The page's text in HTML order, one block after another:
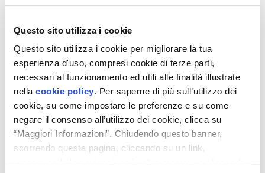
Questo sito utilizza i cookie
Questo sito utilizza i cookie per migliorare la tua
esperienza d'uso, compresi cookie di terze parti,
necessari al funzionamento ed utili alle finalità illustrate
nella cookie policy. Per saperne di più sull’utilizzo dei
cookie, su come impostare le preferenze e su come
negare il consenso all’utilizzo dei cookie, clicca su
“Maggiori Informazioni”. Chiudendo questo banner,
scorrendo questa pagina, cliccando su un link,
Gereinigte Luft und effiziente
Wirkung gegen Radongas
Flow800-R wird serienmäßig mit demhocheffizienten Filter
ePM1 80%ausgestattet und trägt zum Wohlbefinden in
Gemeinschaftsräumen bei, indem das Eindringen von
Smog, Pollen, Bakterien und Feinstaub verhindert und stets
erneuerte und gefilterte Luft zugeführt wird. Zusätzlich zu
den manuell konfigurierbaren Radon-Szenarien
KWL-Gerät mit dem optional erhältlichenSensor zur
Radon-Überwachunggekoppelt werden: eine zusätzliche